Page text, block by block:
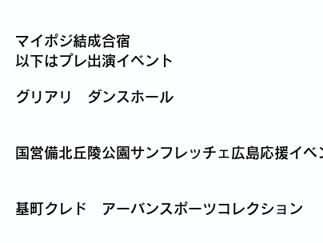
マイポジ結成合宿
​以下はプレ出演イベント
グリアリ ダンスホール
国営備北丘陵公園サンフレッチェ広島応援イベ
基町クレド アーバンスポーツコレクション